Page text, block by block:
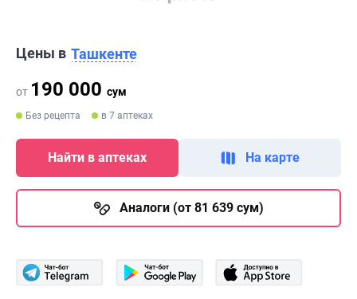
Цены в Ташкенте
от 190 000 сум
Без рецепта в 7 аптеках
Найти в аптеках На карте
Аналоги (от 81 639 сум)